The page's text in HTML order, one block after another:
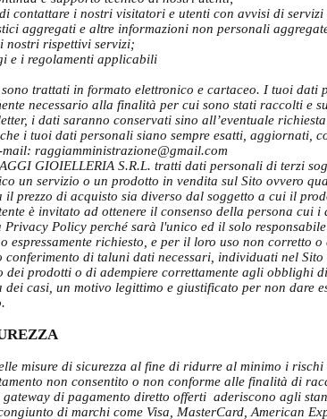
contattare i nostri visitatori e utenti con avvisi di
aggregati e altre informazioni non personali
nostri rispettivi servizi;
e i regolamenti applicabili
trattati in formato elettronico e cartaceo. I tuoi
necessario alla finalità per cui sono stati raccolti e
i dati saranno conservati sino all’eventuale
i tuoi dati personali siano sempre esatti, aggiornati,
mail: raggiamministrazione@gmail.com
GIOIELLERIA S.R.L. tratti dati personali di terzi
un servizio o un prodotto in vendita sul Sito ovvero
il prezzo di acquisto sia diverso dal soggetto a cui il
è invitato ad ottenere il consenso della persona
Policy perché sarà l'unico ed il solo
espressamente richiesto, e per il loro uso non corretto
conferimento di taluni dati necessari, individuati nel
dei prodotti o di adempiere correttamente agli obblighi
dei casi, un motivo legittimo e giustificato per non
misure di sicurezza al fine di ridurre al minimo i
non consentito o non conforme alle finalità di
di pagamento diretto offerti aderiscono agli
di marchi come Visa, MasterCard, American